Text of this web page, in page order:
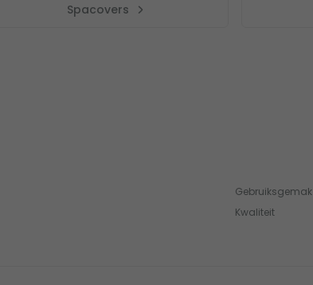
Spacovers
Gebruiksgemak
Kwaliteit